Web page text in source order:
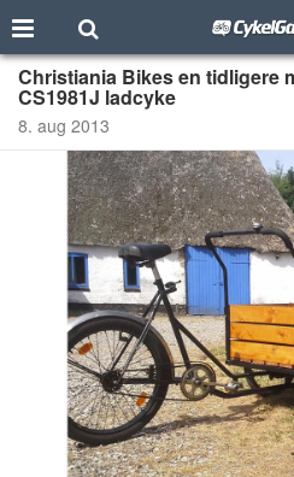
Christiania Bikes en tidligere
CS1981J ladcyke
8. aug 2013